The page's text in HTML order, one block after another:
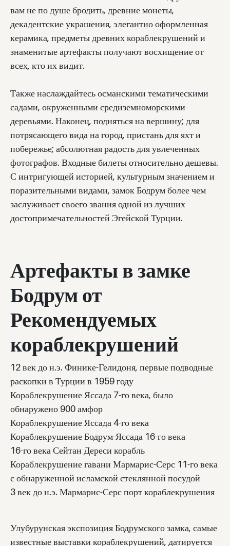
вам не по душе бродить, древние монеты,
декадентские украшения, элегантно оформленная
керамика, предметы древних кораблекрушений и
знаменитые артефакты получают восхищение от
всех, кто их видит.
Также наслаждайтесь османскими тематическими
садами, окруженными средиземноморскими
деревьями. Наконец, подняться на вершину; для
потрясающего вида на город, пристань для яхт и
побережье; абсолютная радость для увлеченных
фотографов. Входные билеты относительно дешевы.
С интригующей историей, культурным значением и
поразительными видами, замок Бодрум более чем
заслуживает своего звания одной из лучших
достопримечательностей Эгейской Турции.
Артефакты в замке
Бодрум от
Рекомендуемых
кораблекрушений
12 век до н.э. Финике-Гелидоня, первые подводные
раскопки в Турции в 1959 году
Кораблекрушение Яссада 7-го века, было
обнаружено 900 амфор
Кораблекрушение Яссада 4-го века
Кораблекрушение Бодрум-Яссада 16-го века
16-го века Сейтан Дереси корабль
Кораблекрушение гавани Мармарис-Серс 11-го века
с обнаруженной исламской стеклянной посудой
3 век до н.э. Мармарис-Серс порт кораблекрушения
Улубурунская экспозиция Бодрумского замка, самые
известные выставки кораблекрушений, датируется